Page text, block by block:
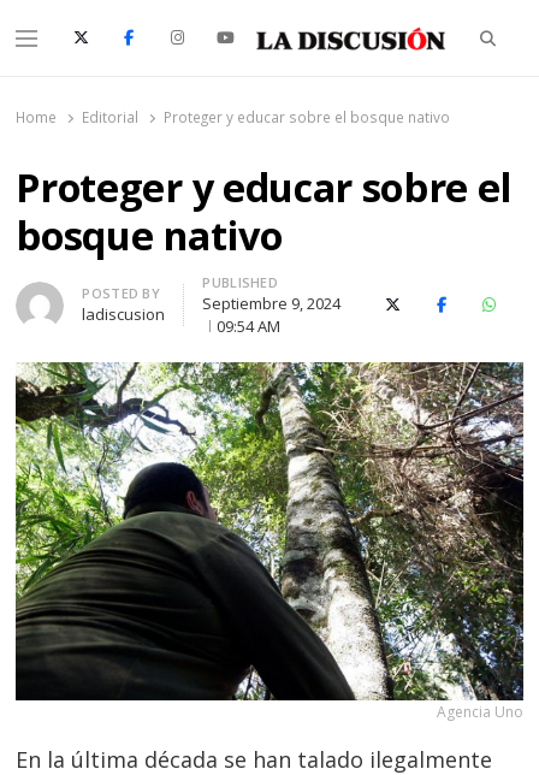
Menu
Home Editorial Proteger y educar sobre el bosque nativo
Proteger y educar sobre el
bosque nativo
Author
POSTED BY
ladiscusion
PUBLISHED
Septiembre 9, 2024
09:54 AM
X (Twitter)Facebook
Agencia Uno
En la última década se han talado ilegalmente